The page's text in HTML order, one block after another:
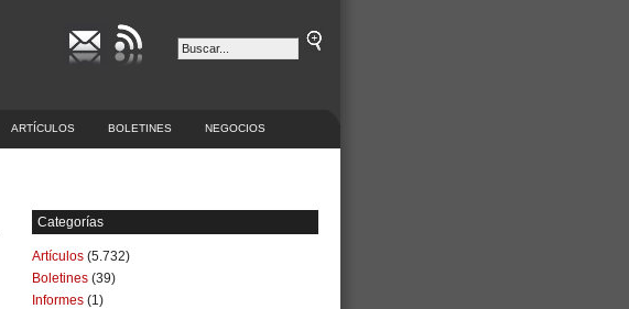
ARTÍCULOS BOLETINES NEGOCIOS
Categorías
Artículos (5.732)
Boletines (39)
Informes (1)